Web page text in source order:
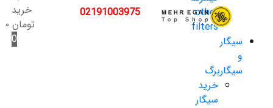
other
filters
سیگار
و
سیگاربرگ
خرید
سیگار
02191003975
خرید
تومان۰
0